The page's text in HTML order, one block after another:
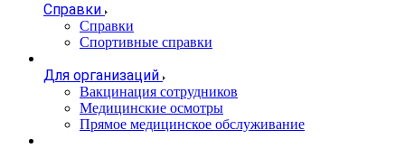
Справки
Справки
Спортивные справки
Для организаций
Вакцинация сотрудников
Медицинские осмотры
Прямое медицинское обслуживание